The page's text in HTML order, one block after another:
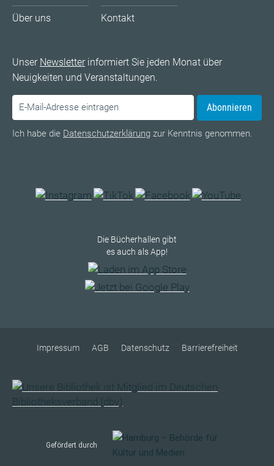
Über uns Kontakt
Unser Newsletterinformiert Sie jeden Monat über
Neuigkeiten und Veranstaltungen.
Abonnieren
Ich habe die Datenschutzerklärung zur Kenntnis genommen.
Die Bücherhallen gibt
es auch als App!
Impressum AGB Datenschutz Barrierefreiheit
Gefördert durch